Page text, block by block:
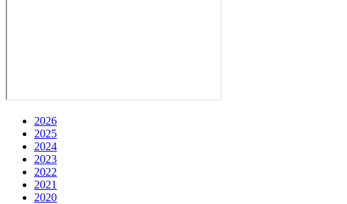
2026
2025
2024
2023
2022
2021
2020